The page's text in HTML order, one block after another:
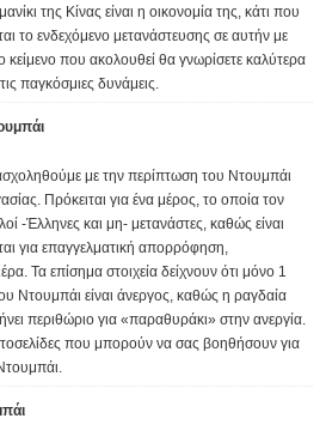
της Κίνας είναι η οικονομία της, κάτι που
το ενδεχόμενο μετανάστευσης σε αυτήν με
κείμενο που ακολουθεί θα γνωρίσετε καλύτερα
παγκόσμιες δυνάμεις.
με την περίπτωση του Ντουμπάι
Πρόκειται για ένα μέρος, το οποία τον
-Έλληνες και μη- μετανάστες, καθώς είναι
για επαγγελματική απορρόφηση,
Τα επίσημα στοιχεία δείχνουν ότι μόνο 1
Ντουμπάι είναι άνεργος, καθώς η ραγδαία
περιθώριο για «παραθυράκι» στην ανεργία.
που μπορούν να σας βοηθήσουν για